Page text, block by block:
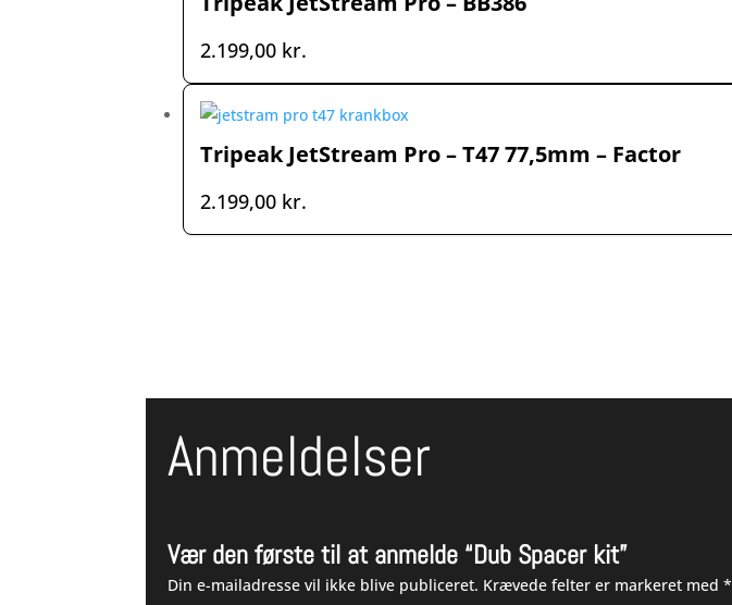
2.199,00 kr.
Tripeak JetStream Pro – T47 77,5mm – Factor
2.199,00 kr.
Anmeldelser
Vær den første til at anmelde “Dub Spacer kit”
Din e-mailadresse vil ikke blive publiceret. Krævede felter er markeret med*